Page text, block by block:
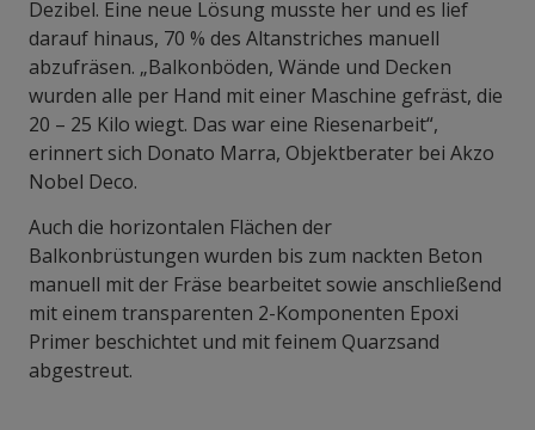
Dezibel. Eine neue Lösung musste her und es lief
darauf hinaus, 70 % des Altanstriches manuell
abzufräsen. „Balkonböden, Wände und Decken
wurden alle per Hand mit einer Maschine gefräst, die
20 – 25 Kilo wiegt. Das war eine Riesenarbeit“,
erinnert sich Donato Marra, Objektberater bei Akzo
Nobel Deco.
Auch die horizontalen Flächen der
Balkonbrüstungen wurden bis zum nackten Beton
manuell mit der Fräse bearbeitet sowie anschließend
mit einem transparenten 2-Komponenten Epoxi
Primer beschichtet und mit feinem Quarzsand
abgestreut.